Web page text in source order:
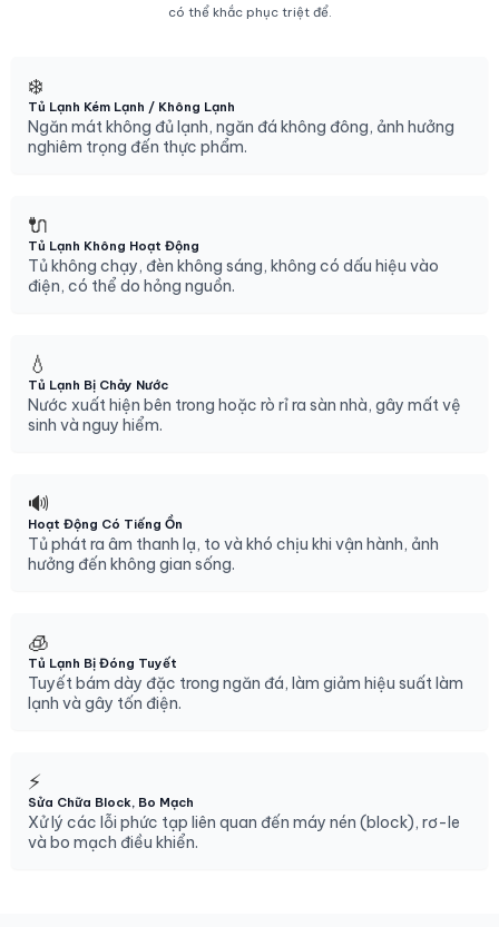
có thể khắc phục triệt để.
❄️
Tủ Lạnh Kém Lạnh / Không Lạnh
Ngăn mát không đủ lạnh, ngăn đá không đông, ảnh hưởng
nghiêm trọng đến thực phẩm.
🔌
Tủ Lạnh Không Hoạt Động
Tủ không chạy, đèn không sáng, không có dấu hiệu vào
điện, có thể do hỏng nguồn.
💧
Tủ Lạnh Bị Chảy Nước
Nước xuất hiện bên trong hoặc rò rỉ ra sàn nhà, gây mất vệ
sinh và nguy hiểm.
🔊
Hoạt Động Có Tiếng Ồn
Tủ phát ra âm thanh lạ, to và khó chịu khi vận hành, ảnh
hưởng đến không gian sống.
🧊
Tủ Lạnh Bị Đóng Tuyết
Tuyết bám dày đặc trong ngăn đá, làm giảm hiệu suất làm
lạnh và gây tốn điện.
⚡
Sửa Chữa Block, Bo Mạch
Xử lý các lỗi phức tạp liên quan đến máy nén (block), rơ-le
và bo mạch điều khiển.